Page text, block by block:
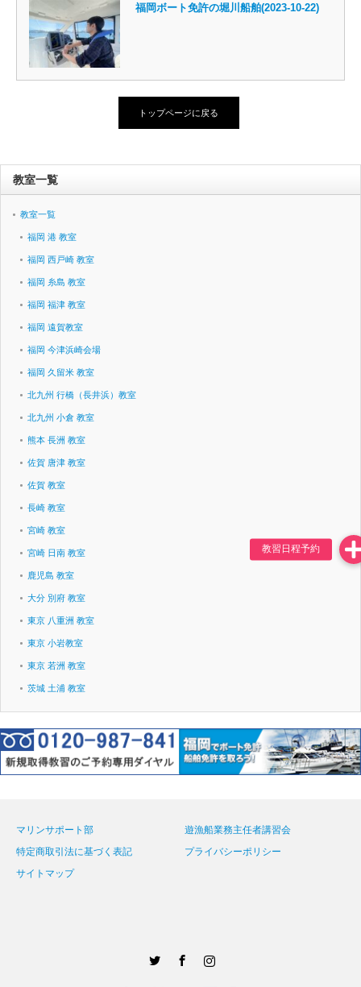
福岡ボート免許の堀川船舶(2023-10-22)
トップページに戻る
教室一覧
教室一覧
福岡 港 教室
福岡 西戸崎 教室
福岡 糸島 教室
福岡 福津 教室
福岡 遠賀教室
福岡 今津浜崎会場
福岡 久留米 教室
北九州 行橋（長井浜）教室
北九州 小倉 教室
熊本 長洲 教室
佐賀 唐津 教室
佐賀 教室
長崎 教室
宮崎 教室
宮崎 日南 教室
鹿児島 教室
大分 別府 教室
東京 八重洲 教室
東京 小岩教室
東京 若洲 教室
茨城 土浦 教室
マリンサポート部
遊漁船業務主任者講習会
特定商取引法に基づく表記
プライバシーポリシー
サイトマップ